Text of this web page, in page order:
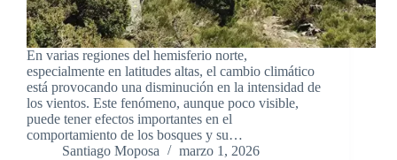
En varias regiones del hemisferio norte,
especialmente en latitudes altas, el cambio climático
está provocando una disminución en la intensidad de
los vientos. Este fenómeno, aunque poco visible,
puede tener efectos importantes en el
comportamiento de los bosques y su…
Santiago Moposa
marzo 1, 2026